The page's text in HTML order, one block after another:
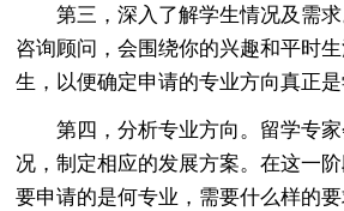
第三，深入了解学生情况及需求
咨询顾问，会围绕你的兴趣和平时
生，以便确定申请的专业方向真正是
第四，分析专业方向。留学专家
况，制定相应的发展方案。在这一
要申请的是何专业，需要什么样的要